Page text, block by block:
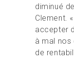
diminué
Clement.
accepter
à mal nos
de